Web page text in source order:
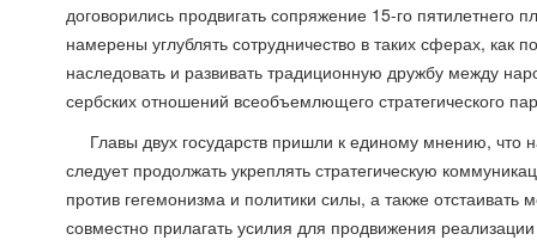
договорились продвигать сопряжение 15-го
намерены углублять сотрудничество в таких сферах, как
наследовать и развивать традиционную дружбу между
сербских отношений всеобъемлющего стратегического
Главы двух государств пришли к единому мнению,
следует продолжать укреплять стратегическую
против гегемонизма и политики силы, а также
совместно прилагать усилия для продвижения